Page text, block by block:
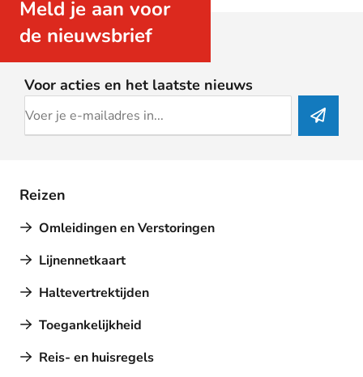
Meld je aan voor
de nieuwsbrief
Voor acties en het laatste nieuws
Reizen
Omleidingen en Verstoringen
Lijnennetkaart
Haltevertrektijden
Toegankelijkheid
Reis- en huisregels